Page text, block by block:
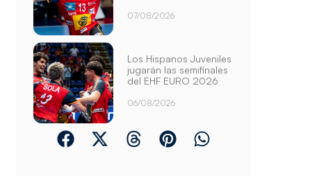
07/08/2026
Los Hispanos Juveniles
jugarán las semifinales
del EHF EURO 2026
06/08/2026